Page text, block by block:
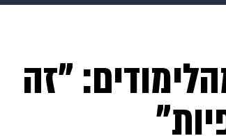
תשעה חודשים מתכונים פרויקטים מיוחדים
"זה